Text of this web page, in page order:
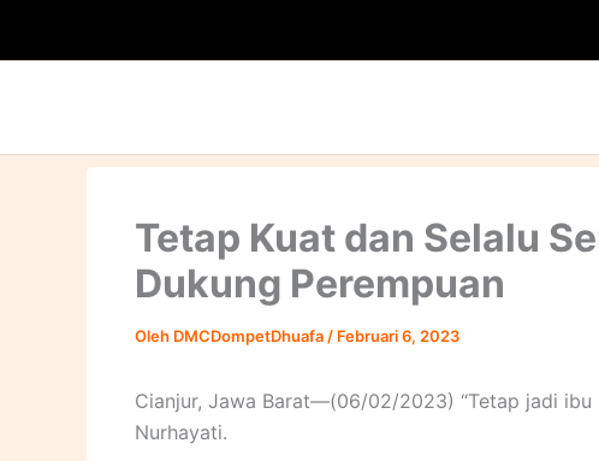
Tetap Kuat dan Selalu
Dukung Perempuan
Oleh DMCDompetDhuafa / Februari 6, 2023
Cianjur, Jawa Barat—(06/02/2023) “Tetap jadi ibu
Nurhayati.